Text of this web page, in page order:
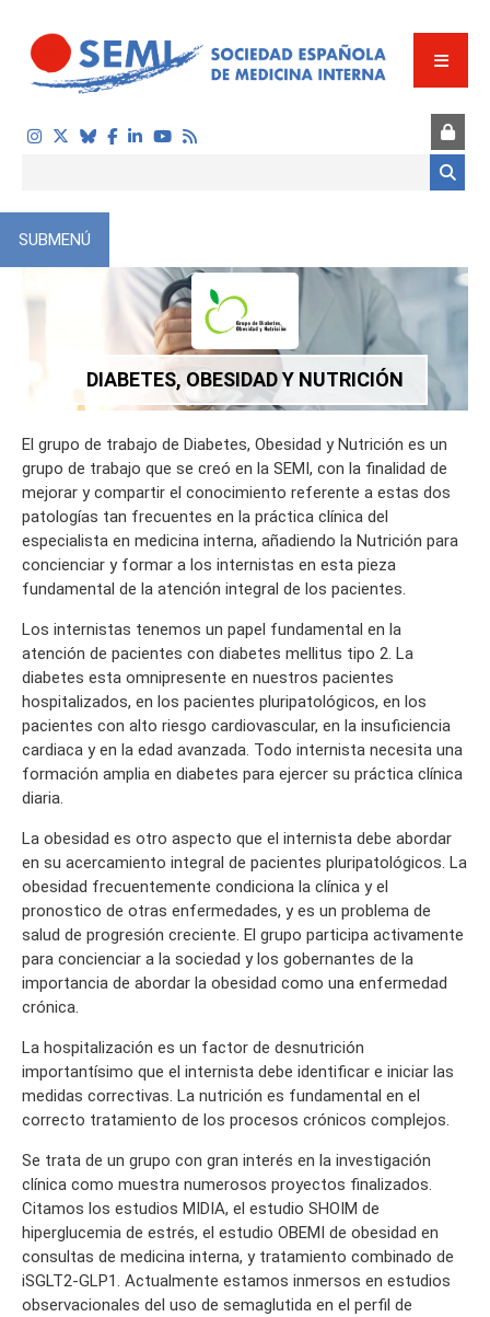
DIABETES, OBESIDAD Y NUTRICIÓN
SUBMENÚ
El grupo de trabajo de Diabetes, Obesidad y Nutrición es un
grupo de trabajo que se creó en la SEMI, con la finalidad de
mejorar y compartir el conocimiento referente a estas dos
patologías tan frecuentes en la práctica clínica del
especialista en medicina interna, añadiendo la Nutrición para
concienciar y formar a los internistas en esta pieza
fundamental de la atención integral de los pacientes.
Los internistas tenemos un papel fundamental en la
atención de pacientes con diabetes mellitus tipo 2. La
diabetes esta omnipresente en nuestros pacientes
hospitalizados, en los pacientes pluripatológicos, en los
pacientes con alto riesgo cardiovascular, en la insuficiencia
cardiaca y en la edad avanzada. Todo internista necesita una
formación amplia en diabetes para ejercer su práctica clínica
diaria.
La obesidad es otro aspecto que el internista debe abordar
en su acercamiento integral de pacientes pluripatológicos. La
obesidad frecuentemente condiciona la clínica y el
pronostico de otras enfermedades, y es un problema de
salud de progresión creciente. El grupo participa activamente
para concienciar a la sociedad y los gobernantes de la
importancia de abordar la obesidad como una enfermedad
crónica.
La hospitalización es un factor de desnutrición
importantísimo que el internista debe identificar e iniciar las
medidas correctivas. La nutrición es fundamental en el
correcto tratamiento de los procesos crónicos complejos.
Se trata de un grupo con gran interés en la investigación
clínica como muestra numerosos proyectos finalizados.
Citamos los estudios MIDIA, el estudio SHOIM de
hiperglucemia de estrés, el estudio OBEMI de obesidad en
consultas de medicina interna, y tratamiento combinado de
iSGLT2-GLP1. Actualmente estamos inmersos en estudios
observacionales del uso de semaglutida en el perfil de